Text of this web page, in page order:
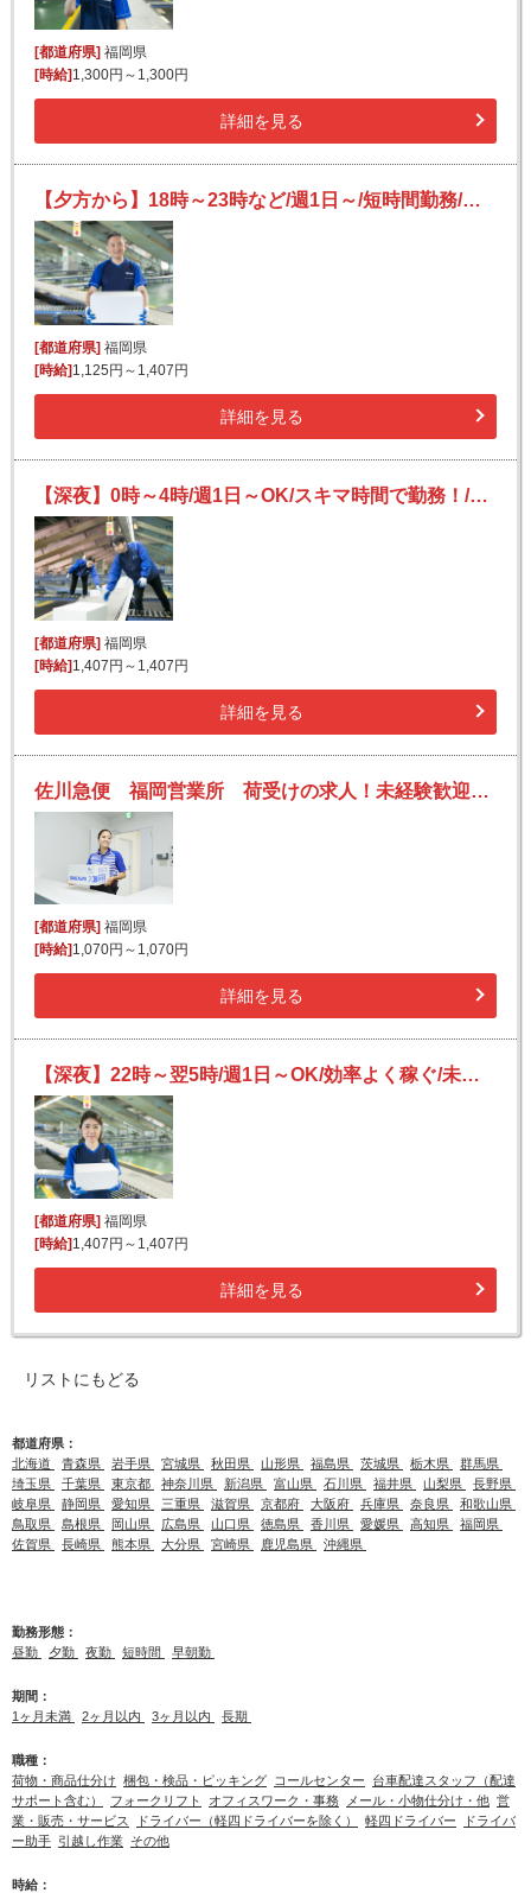
[都道府県] 福岡県
[時給] 1,300円～1,300円
詳細を見る
【夕方から】18時～23時など/週1日～/短時間勤務/日払いOK/副業可/未経験OK/送迎あり
[都道府県] 福岡県
[時給] 1,125円～1,407円
詳細を見る
【深夜】0時～4時/週1日～OK/スキマ時間で勤務！/日払いOK/副業可/未経験可/フリーター活躍
[都道府県]福岡県
[時給]1,407円～1,407円
詳細を見る
佐川急便 福岡営業所 荷受けの求人！未経験歓迎！先輩たちがサポートします♪
[都道府県]福岡県
[時給]1,070円～1,070円
詳細を見る
【深夜】22時～翌5時/週1日～OK/効率よく稼ぐ/未経験歓迎/宅配便の仕分け
[都道府県] 福岡県
[時給] 1,407円～1,407円
詳細を見る
リストにもどる
都道府県：
北海道
青森県 岩手県 宮城県 秋田県 山形県 福島県 茨城県 栃木県
群馬県
埼玉県
千葉県 東京都 神奈川県 新潟県 富山県 石川県 福井県 山梨県
長野県
岐阜県
静岡県 愛知県 三重県 滋賀県 京都府 大阪府 兵庫県 奈良県
和歌山県
鳥取県
島根県 岡山県 広島県 山口県 徳島県 香川県 愛媛県 高知県
福岡県
佐賀県
長崎県 熊本県 大分県 宮崎県 鹿児島県 沖縄県
勤務形態：
昼勤
夕勤 夜勤 短時間 早朝勤
期間：
1ヶ月未満
2ヶ月以内 3ヶ月以内 長期
職種：
荷物・商品仕分け 梱包・検品・ピッキング コールセンター
台車配達スタッフ（配達
サポート含む）
フォークリフト オフィスワーク・事務 メール・小物仕分け・他 営
業・販売・サービス
ドライバー（軽四ドライバーを除く） 軽四ドライバー
ドライバ
ー助手 引越し作業 その他
時給：